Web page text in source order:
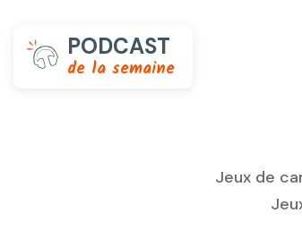
PODCAST
de la semaine
Jeux de